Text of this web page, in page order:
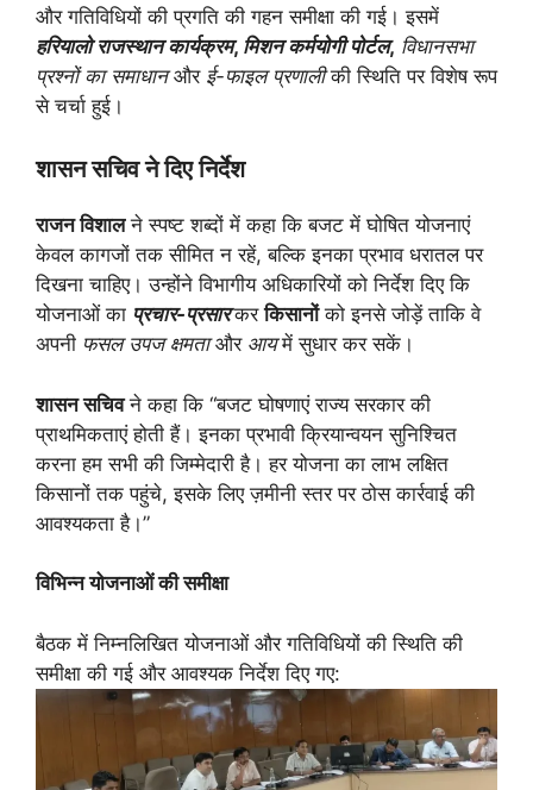
और गतिविधियों की प्रगति की गहन समीक्षा की गई। इसमें
हरियालो राजस्थान कार्यक्रम, मिशन कर्मयोगी पोर्टल, विधानसभा
प्रश्नों का समाधानऔर ई-फाइल प्रणालीकी स्थिति पर विशेष रूप
से चर्चा हुई।
शासन सचिव ने दिए निर्देश
राजन विशालने स्पष्ट शब्दों में कहा कि बजट में घोषित योजनाएं
केवल कागजों तक सीमित न रहें, बल्कि इनका प्रभाव धरातल पर
दिखना चाहिए। उन्होंने विभागीय अधिकारियों को निर्देश दिए कि
योजनाओं का प्रचार-प्रसार करकिसानोंको इनसे जोड़ें ताकि वे
अपनी फसल उपज क्षमताऔर आयमें सुधार कर सकें।
शासन सचिवने कहा कि “बजट घोषणाएं राज्य सरकार की
प्राथमिकताएं होती हैं। इनका प्रभावी क्रियान्वयन सुनिश्चित
करना हम सभी की जिम्मेदारी है। हर योजना का लाभ लक्षित
किसानों तक पहुंचे, इसके लिए ज़मीनी स्तर पर ठोस कार्रवाई की
आवश्यकता है।”
विभिन्न योजनाओं की समीक्षा
बैठक में निम्नलिखित योजनाओं और गतिविधियों की स्थिति की
समीक्षा की गई और आवश्यक निर्देश दिए गए: